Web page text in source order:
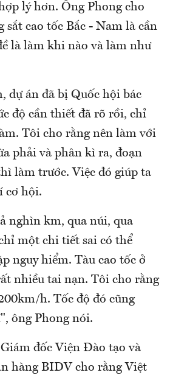
lý hơn. Ông Phong cho
sắt cao tốc Bắc - Nam là cần
là làm khi nào và làm như
dự án đã bị Quốc hội bác
độ cần thiết đã rõ rồi, chỉ
Tôi cho rằng nên làm với
phải và phân kì ra, đoạn
làm trước. Việc đó giúp ta
cơ hội.
nghìn km, qua núi, qua
một chi tiết sai có thể
nguy hiểm. Tàu cao tốc ở
nhiều tai nạn. Tôi cho rằng
h. Tốc độ đó cũng
ông Phong nói.
đốc Viện Đào tạo và
hàng BIDV cho rằng Việt